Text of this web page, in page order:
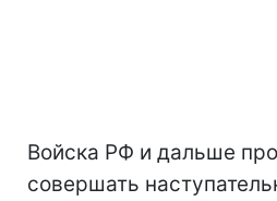
Войска РФ и дальше
совершать